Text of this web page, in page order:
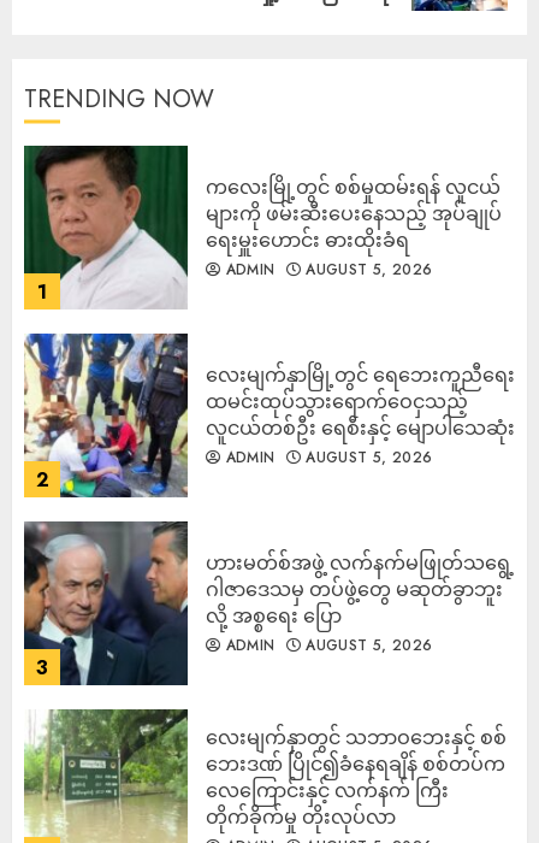
TRENDING NOW
1
ကလေးမြို့တွင် စစ်မှုထမ်းရန် လူငယ်
များကို ဖမ်းဆီးပေးနေသည့် အုပ်ချုပ်
ရေးမှူးဟောင်း ဓားထိုးခံရ
ADMIN AUGUST 5, 2026
2
လေးမျက်နှာမြို့တွင် ရေဘေးကူညီရေး
ထမင်းထုပ်သွားရောက်ဝေငှသည့်
လူငယ်တစ်ဦး ရေစီးနှင့် မျောပါသေဆုံး
ADMIN AUGUST 5, 2026
3
ဟားမတ်စ်အဖွဲ့ လက်နက်မဖြုတ်သရွေ့
ဂါဇာဒေသမှ တပ်ဖွဲ့တွေ မဆုတ်ခွာဘူး
လို့ အစ္စရေး ပြော
ADMIN AUGUST 5, 2026
‎လေးမျက်နှာတွင် သဘာဝဘေးနှင့် စစ်
ဘေးဒဏ် ပြိုင်၍ခံနေရချိန် စစ်တပ်က
လေကြောင်းနှင့် လက်နက် ကြီး
တိုက်ခိုက်မှု တိုးလုပ်လာ